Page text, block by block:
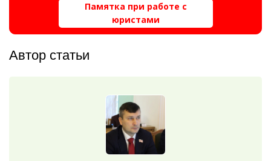
Памятка при работе с
юристами
Автор статьи